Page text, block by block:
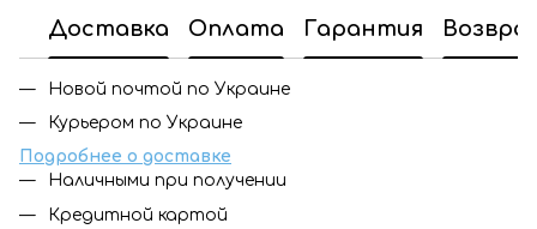
Доставка Оплата Гарантия
Новой почтой по Украине
Курьером по Украине
Подробнее о доставке
Наличными при получении
Кредитной картой